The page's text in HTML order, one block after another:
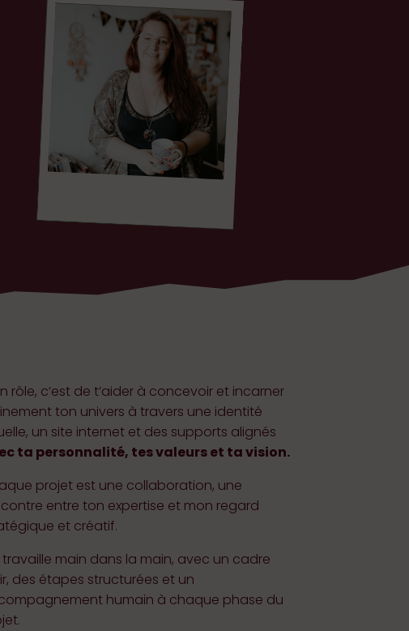
rôle, c’est de t’aider à concevoir et incarner
ton univers à travers une identité
un site internet et des supports alignés
ta personnalité, tes valeurs et ta vision.
projet est une collaboration, une
entre ton expertise et mon regard
et créatif.
travaille main dans la main, avec un cadre
des étapes structurées et un
humain à chaque phase du